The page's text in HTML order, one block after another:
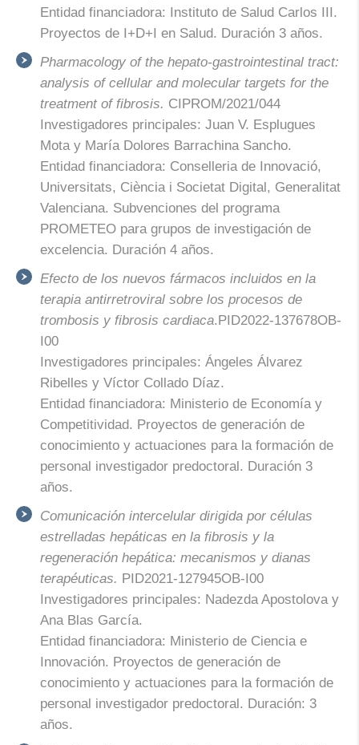
Entidad financiadora: Instituto de Salud Carlos III.
Proyectos de I+D+I en Salud. Duración 3 años.
Pharmacology of the hepato-gastrointestinal tract:
analysis of cellular and molecular targets for the
treatment of fibrosis. CIPROM/2021/044
Investigadores principales: Juan V. Esplugues
Mota y María Dolores Barrachina Sancho.
Entidad financiadora: Conselleria de Innovació,
Universitats, Ciència i Societat Digital, Generalitat
Valenciana. Subvenciones del programa
PROMETEO para grupos de investigación de
excelencia. Duración 4 años.
Efecto de los nuevos fármacos incluidos en la
terapia antirretroviral sobre los procesos de
trombosis y fibrosis cardiaca.PID2022-137678OB-
I00
Investigadores principales: Ángeles Álvarez
Ribelles y Víctor Collado Díaz.
Entidad financiadora: Ministerio de Economía y
Competitividad. Proyectos de generación de
conocimiento y actuaciones para la formación de
personal investigador predoctoral. Duración 3
años.
Comunicación intercelular dirigida por células
estrelladas hepáticas en la fibrosis y la
regeneración hepática: mecanismos y dianas
terapéuticas. PID2021-127945OB-I00
Investigadores principales: Nadezda Apostolova y
Ana Blas García.
Entidad financiadora: Ministerio de Ciencia e
Innovación. Proyectos de generación de
conocimiento y actuaciones para la formación de
personal investigador predoctoral. Duración: 3
años.